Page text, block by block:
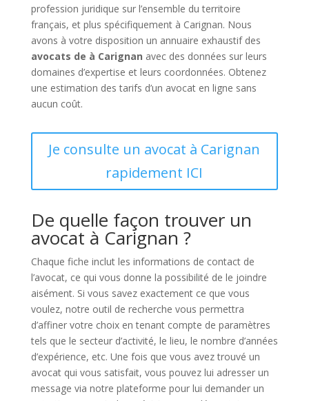
profession juridique sur l’ensemble du territoire
français, et plus spécifiquement à Carignan. Nous
avons à votre disposition un annuaire exhaustif des
avocats de à Carignan avec des données sur leurs
domaines d’expertise et leurs coordonnées. Obtenez
une estimation des tarifs d’un avocat en ligne sans
aucun coût.
Je consulte un avocat à Carignan
rapidement ICI
De quelle façon trouver un
avocat à Carignan ?
Chaque fiche inclut les informations de contact de
l’avocat, ce qui vous donne la possibilité de le joindre
aisément. Si vous savez exactement ce que vous
voulez, notre outil de recherche vous permettra
d’affiner votre choix en tenant compte de paramètres
tels que le secteur d’activité, le lieu, le nombre d’années
d’expérience, etc. Une fois que vous avez trouvé un
avocat qui vous satisfait, vous pouvez lui adresser un
message via notre plateforme pour lui demander un